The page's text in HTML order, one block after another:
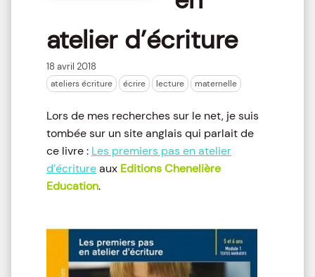
atelier d’écriture
18 avril 2018
ateliers écriture écrire lecture maternelle
Lors de mes recherches sur le net, je suis
tombée sur un site anglais qui parlait de
ce livre : Les premiers pas en atelier
d’écritureaux Editions Chenelière
Education.